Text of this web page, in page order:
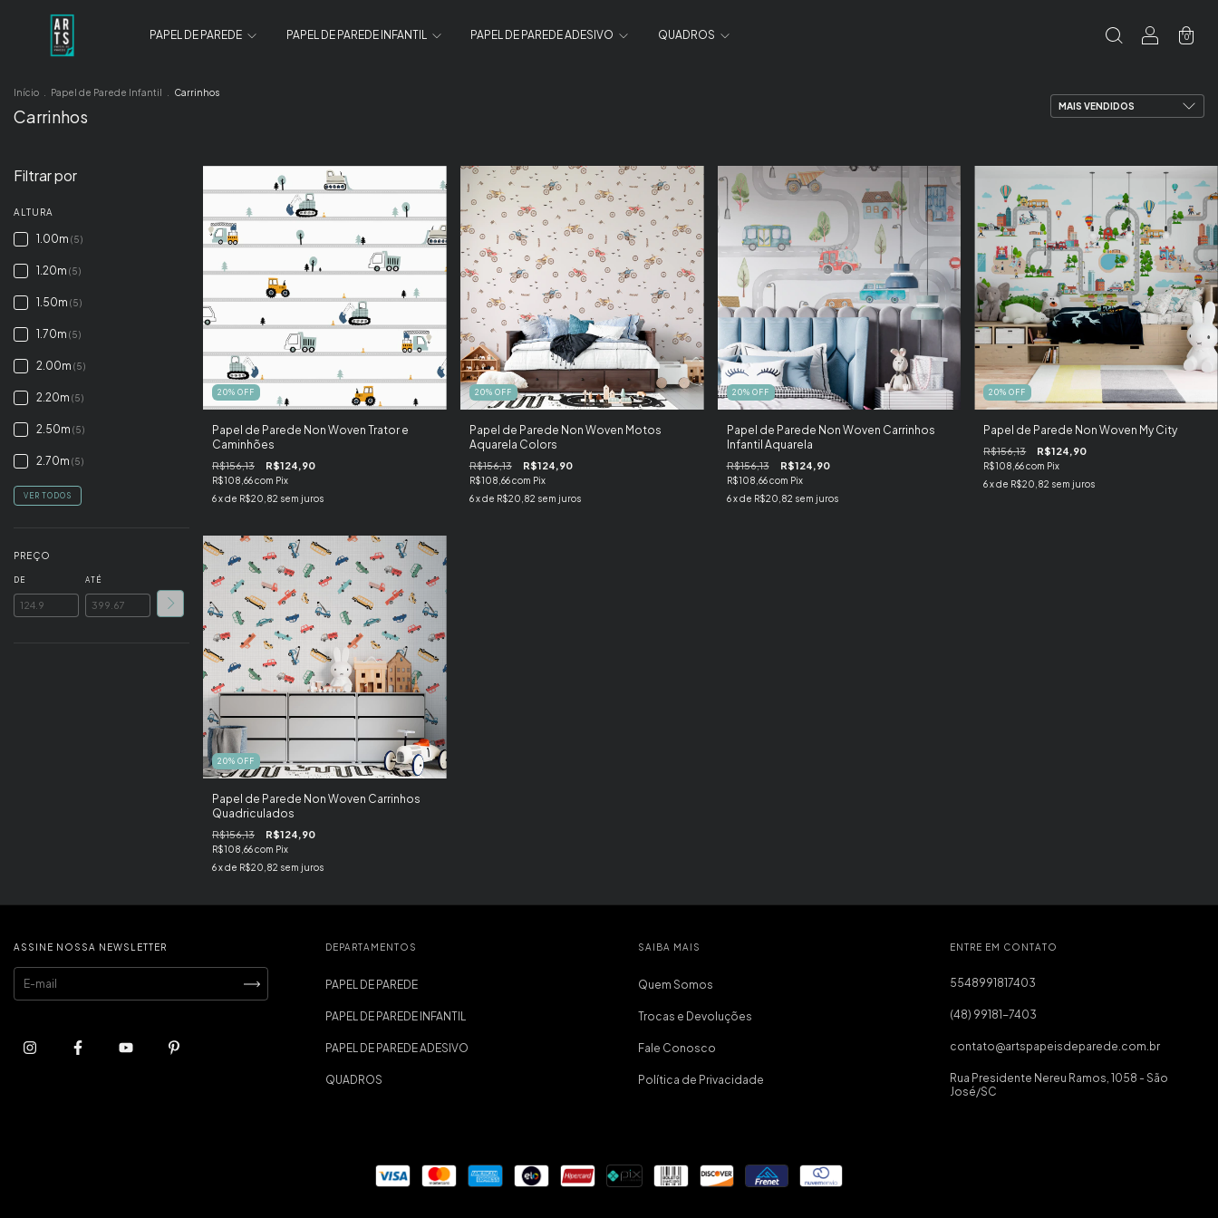
PAPEL DE PAREDE PAPEL DE PAREDE INFANTIL PAPEL DE PAREDE ADESIVO QUADROS 0
Início Papel de Parede Infantil Carrinhos
Carrinhos
Filtrar por
ALTURA
1.00m (5)
1.20m (5)
1.50m (5)
1.70m (5)
2.00m (5)
2.20m (5)
2.50m (5)
2.70m (5)
VER TODOS
PREÇO
DE ATÉ
20% OFF
Papel de Parede Non Woven Trator e
Caminhões
R$156,13 R$124,90
R$108,66com Pix
6x de R$20,82 sem juros
20% OFF
Papel de Parede Non Woven Motos
Aquarela Colors
R$156,13 R$124,90
R$108,66com Pix
6x de R$20,82 sem juros
20% OFF
Papel de Parede Non Woven Carrinhos
Infantil Aquarela
R$156,13 R$124,90
R$108,66com Pix
6 x de R$20,82 sem juros
20%OFF
Papel de Parede Non Woven My City
R$156,13 R$124,90
R$108,66com Pix
6x de R$20,82 sem juros
20% OFF
Papel de Parede Non Woven Carrinhos
Quadriculados
R$156,13 R$124,90
R$108,66com Pix
6x de R$20,82 sem juros
ASSINE NOSSA NEWSLETTER DEPARTAMENTOS
PAPEL DE PAREDE
PAPEL DE PAREDE INFANTIL
PAPEL DE PAREDE ADESIVO
QUADROS
SAIBA MAIS
Quem Somos
Trocas e Devoluções
Fale Conosco
Política de Privacidade
ENTRE EM CONTATO
5548991817403
(48) 99181-7403
contato@artspapeisdeparede.com.br
Rua Presidente Nereu Ramos, 1058 - São
José/SC